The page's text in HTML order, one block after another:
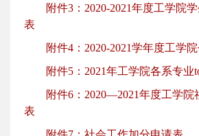
附件3：2020-2021年度工学院
表
附件4：2020-2021学年度工学
附件5：2021年工学院各系专业
附件6：2020—2021年度工学院
表